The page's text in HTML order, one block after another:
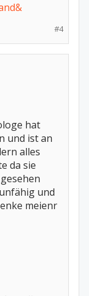
#4
hat
und ist an
alles
da sie
und
meienr